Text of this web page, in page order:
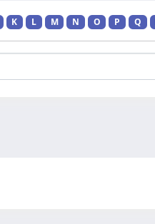
K L M N O P Q